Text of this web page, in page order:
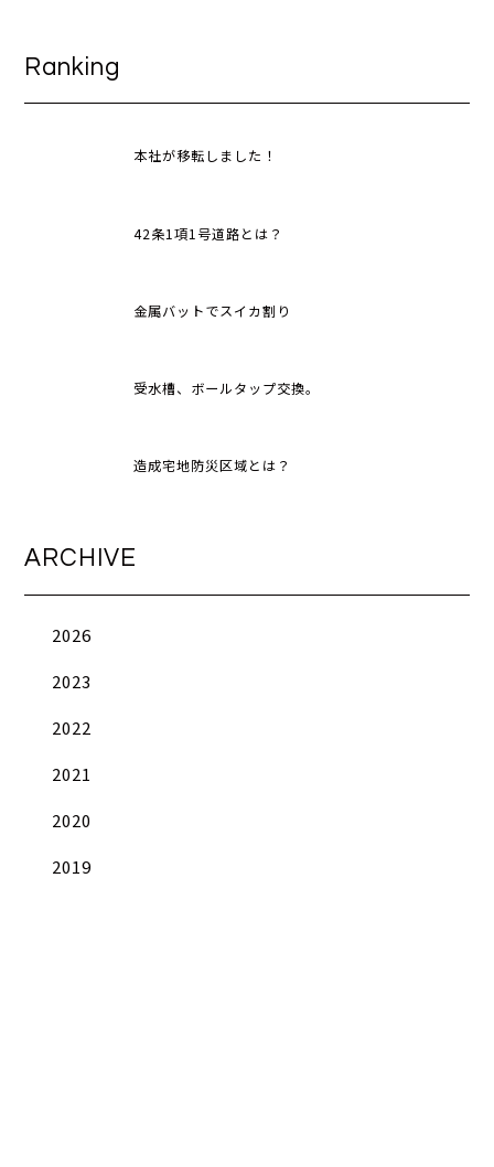
Ranking
本社が移転しました！
42条1項1号道路とは？
金属バットでスイカ割り
受水槽、ボールタップ交換。
造成宅地防災区域とは？
ARCHIVE
2026
2023
2022
2021
2020
2019